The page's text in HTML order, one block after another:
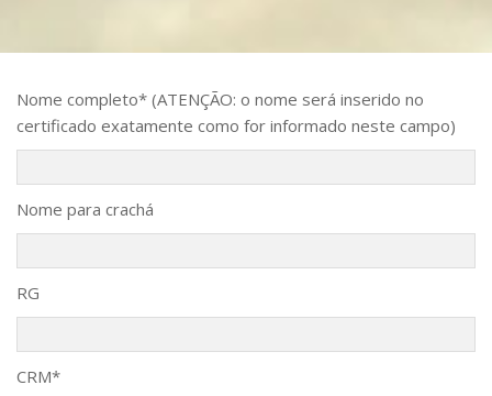
Nome completo* (ATENÇÃO: o nome será inserido no
certificado exatamente como for informado neste campo)
Nome para crachá
RG
CRM*